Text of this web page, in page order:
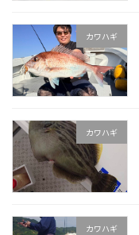
カワハギ
カワハギ
カワハギ